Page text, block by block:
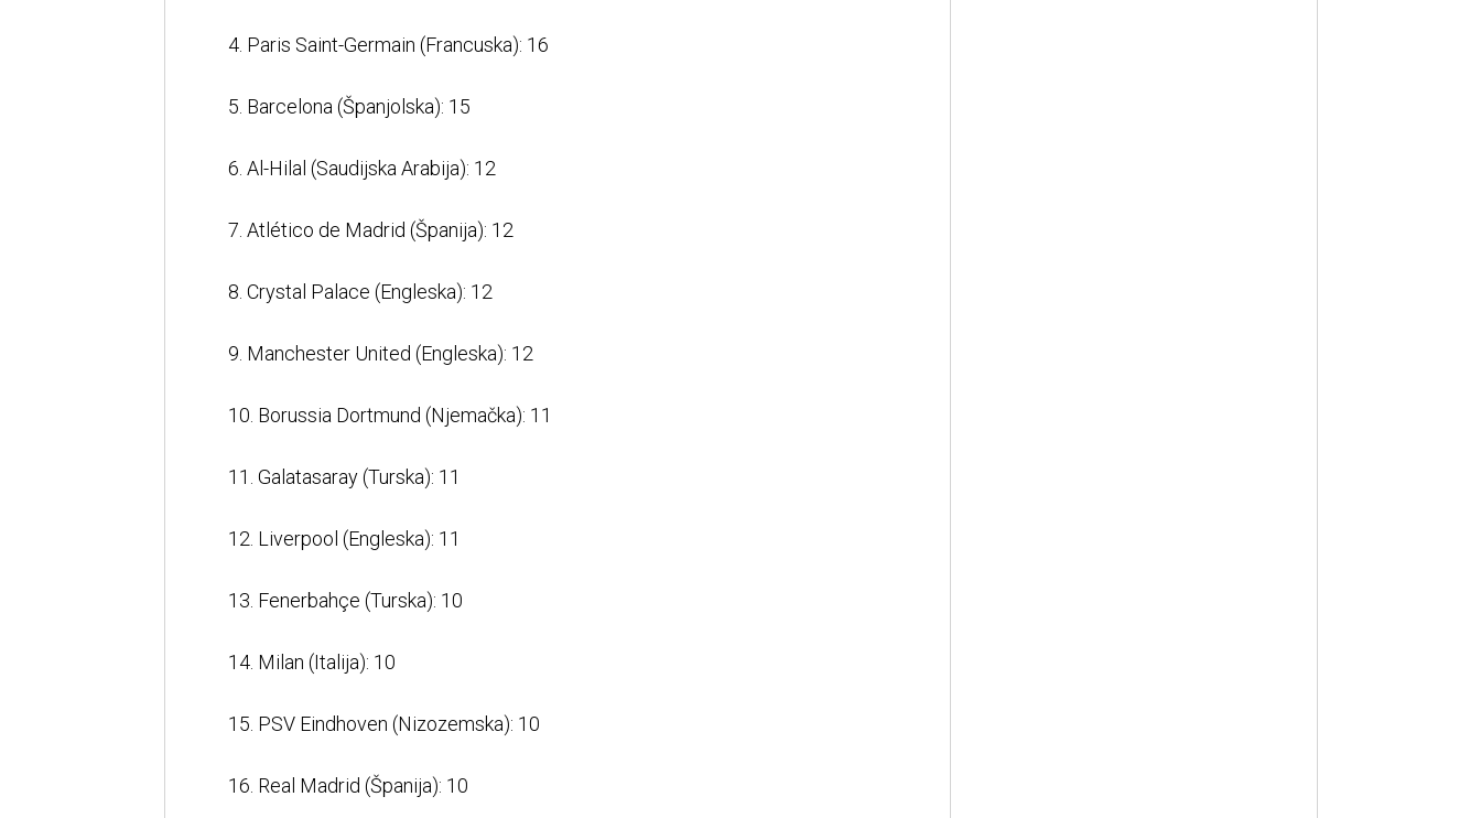
4. Paris Saint-Germain (Francuska): 16
5. Barcelona (Španjolska): 15
6. Al-Hilal (Saudijska Arabija): 12
7. Atlético de Madrid (Španija): 12
8. Crystal Palace (Engleska): 12
9. Manchester United (Engleska): 12
10. Borussia Dortmund (Njemačka): 11
11. Galatasaray (Turska): 11
12. Liverpool (Engleska): 11
13. Fenerbahçe (Turska): 10
14. Milan (Italija): 10
15. PSV Eindhoven (Nizozemska): 10
16. Real Madrid (Španija): 10